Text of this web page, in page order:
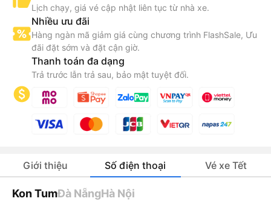
Lịch chạy, giá vé cập nhật liên tục từ nhà xe.
Nhiều ưu đãi
Hàng ngàn mã giảm giá cùng chương trình FlashSale, Ưu
đãi đặt sớm và đặt cận giờ.
Thanh toán đa dạng
Trả trước lẫn trả sau, bảo mật tuyệt đối.
Giới thiệu Số điện thoại Vé xe Tết
Kon TumĐà NẵngHà Nội